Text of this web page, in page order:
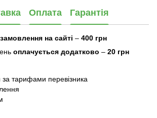
Оплата Гарантія
на сайті – 400 грн
оплачується додатково – 20 грн
за тарифами перевізника